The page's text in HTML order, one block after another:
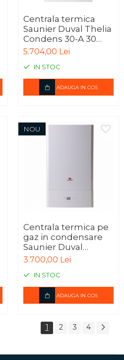
Centrala termica
Saunier Duval Thelia
Condens 30-A 30
kW, kit evacuare
inclus, 6 ani garantie
5.704,00 Lei
IN STOC
ADAUGA IN COS
NOU
Centrala termica pe
gaz in condensare
Saunier Duval
Semiatek Condens
24 - 24 kW, kit inclus,
3 ani garantie
3.700,00 Lei
IN STOC
ADAUGA IN COS
1 2 3 4